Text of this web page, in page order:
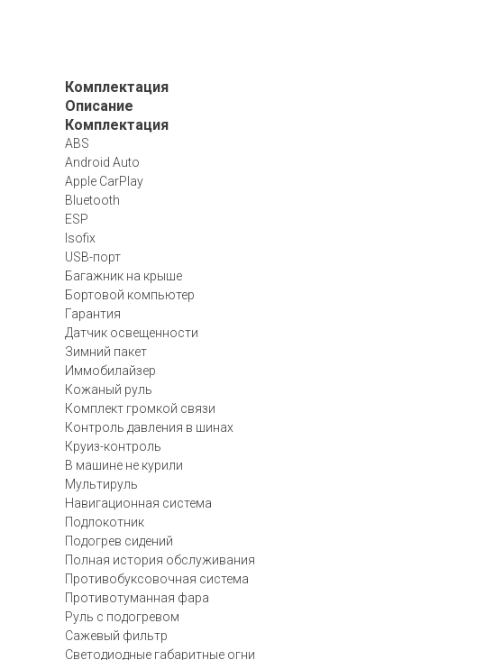
Комплектация
Описание
Комплектация
ABS
Android Auto
Apple CarPlay
Bluetooth
ESP
Isofix
USB-порт
Багажник на крыше
Бортовой компьютер
Гарантия
Датчик освещенности
Зимний пакет
Иммобилайзер
Кожаный руль
Комплект громкой связи
Контроль давления в шинах
Круиз-контроль
В машине не курили
Мультируль
Навигационная система
Подлокотник
Подогрев сидений
Полная история обслуживания
Противобуксовочная система
Противотуманная фара
Руль с подогревом
Сажевый фильтр
Светодиодные габаритные огни